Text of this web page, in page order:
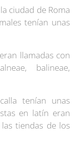
ciudad de Roma
tenían unas
llamadas con
balineae,
tenían unas
en latín eran
tiendas de los